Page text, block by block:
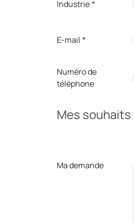
Industrie*
E-mail *
Numéro de
téléphone
Mes
Ma demande